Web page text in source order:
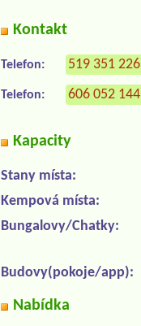
Kontakt
Telefon: 519 351 226
Telefon: 606 052 144
Kapacity
Stany místa:
Kempová místa:
Bungalovy/Chatky:
Budovy(pokoje/app):
Nabídka